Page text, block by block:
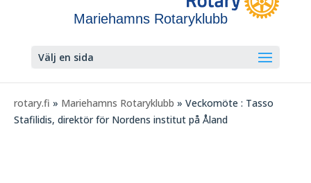
Mariehamns Rotaryklubb
Välj en sida
rotary.fi » Mariehamns Rotaryklubb » Veckomöte : Tasso
Stafilidis, direktör för Nordens institut på Åland